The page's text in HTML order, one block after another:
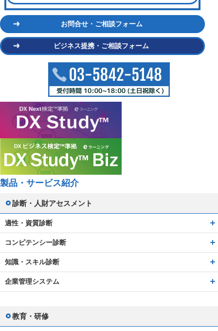
お問合せ・ご相談フォーム
ビジネス提携・ご相談フォーム
製品・サービス紹介
診断・人財アセスメント
適性・資質診断
コンピテンシー診断
知識・スキル診断
企業管理システム
教育・研修